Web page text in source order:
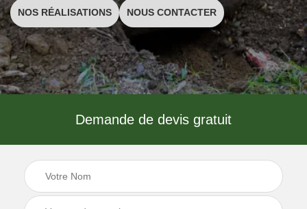
NOS RÉALISATIONS NOUS CONTACTER
Demande de devis gratuit